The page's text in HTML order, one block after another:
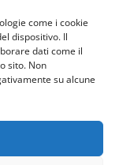
come i cookie
dispositivo. Il
dati come il
sito. Non
su alcune